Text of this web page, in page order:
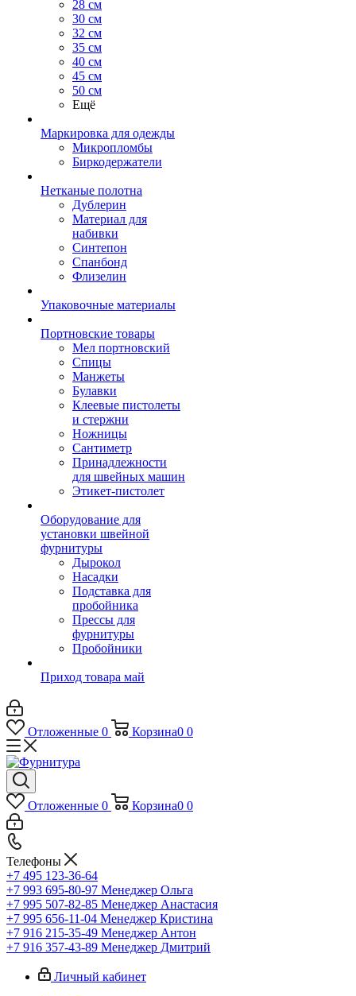
28 см
30 см
32 см
35 см
40 см
45 см
50 см
Ещё
Маркировка для одежды
Микропломбы
Биркодержатели
Нетканые полотна
Дублерин
Материал для
набивки
Синтепон
Спанбонд
Флизелин
Упаковочные материалы
Портновские товары
Мел портновский
Спицы
Манжеты
Булавки
Клеевые пистолеты
и стержни
Ножницы
Сантиметр
Принадлежности
для швейных машин
Этикет-пистолет
Оборудование для
установки швейной
фурнитуры
Дырокол
Насадки
Подставка для
пробойника
Прессы для
фурнитуры
Пробойники
Приход товара май
Отложенные 0 Корзина0 0
Отложенные 0 Корзина0 0
Телефоны
+7 495 123-36-64
+7 993 695-80-97 Менеджер Ольга
+7 995 507-82-85 Менеджер Анастасия
+7 995 656-11-04 Менеджер Кристина
+7 916 215-35-49 Менеджер Антон
+7 916 357-43-89 Менеджер Дмитрий
Личный кабинет